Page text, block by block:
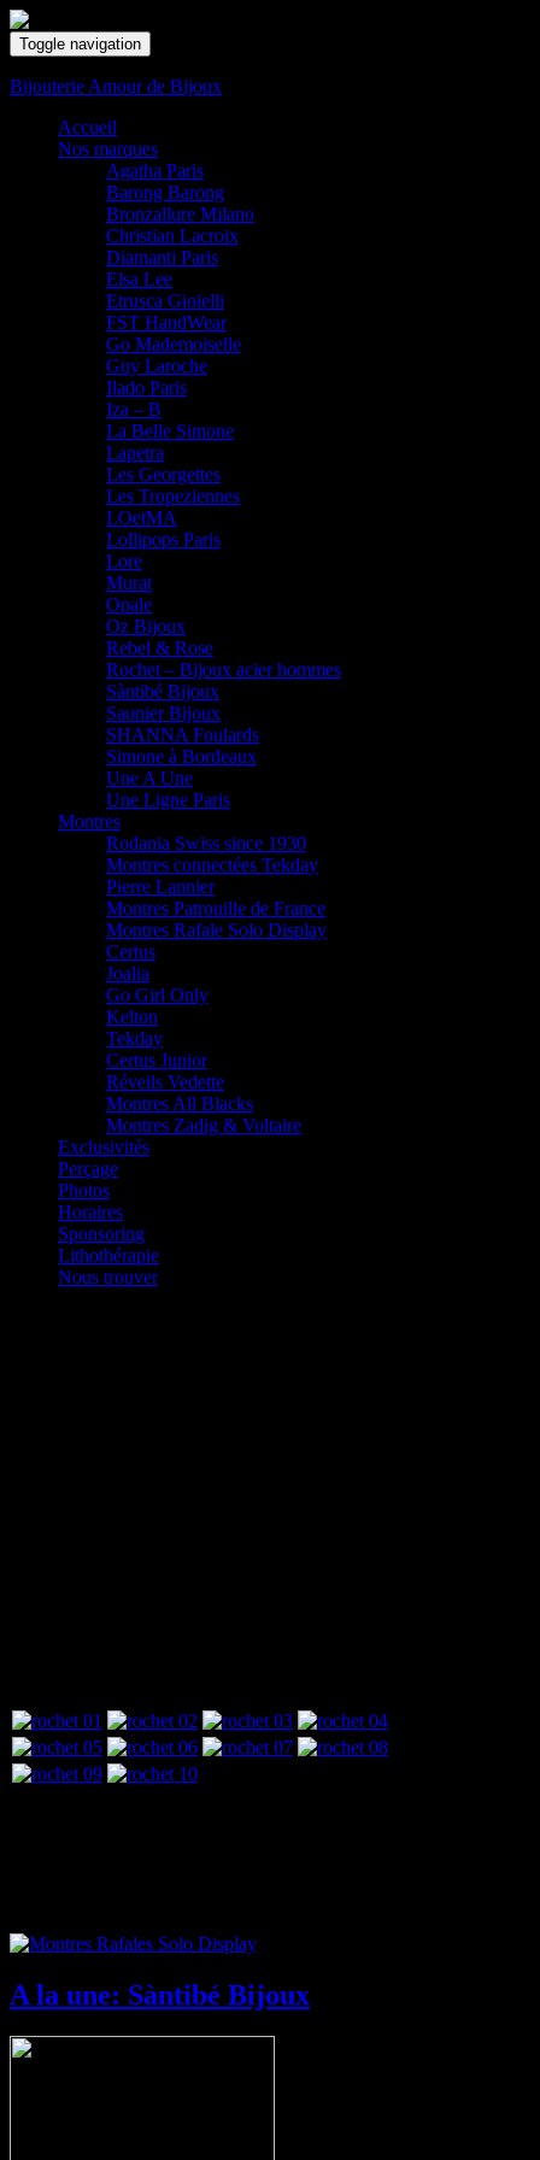
Toggle navigation
Bijouterie Amour de Bijoux
Accueil
Nos marques
Agatha Paris
Barong Barong
Bronzallure Milano
Christian Lacroix
Diamanti Paris
Elsa Lee
Etrusca Gioielli
FST HandWear
Go Mademoiselle
Guy Laroche
Ilado Paris
Iza – B
La Belle Simone
Lapetra
Les Georgettes
Les Tropeziennes
LOetMA
Lollipops Paris
Lore
Murat
Opale
Oz Bijoux
Rebel & Rose
Rochet – Bijoux acier hommes
Sàntibé Bijoux
Saunier Bijoux
SHANNA Foulards
Simone à Bordeaux
Une A Une
Une Ligne Paris
Montres
Rodania Swiss since 1930
Montres connectées Tekday
Pierre Lannier
Montres Patrouille de France
Montres Rafale Solo Display
Certus
Joalia
Go Girl Only
Kelton
Tekday
Certus Junior
Réveils Vedette
Montres All Blacks
Montres Zadig & Voltaire
Exclusivités
Perçage
Photos
Horaires
Sponsoring
Lithothérapie
Nous trouver
A la une: Sàntibé Bijoux